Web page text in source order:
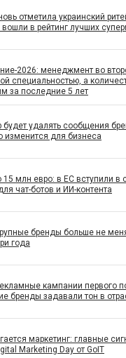
отметила украинский
в рейтинг лучших
2026: менеджмент во
специальностью, а
за последние 5 лет
будет удалять сообщения
изменится для бизнеса
млн евро: в ЕС вступили в
чат-ботов и ИИ-контента
бренды больше не
года
кампании первого
бренды задавали тон в
маркетинг: главные
Marketing Day от GoIT